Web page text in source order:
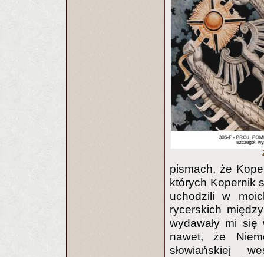
pismach, że
których Kopernik
uchodzili w
rycerskich
wydawały mi
nawet, że
słowiańskiej